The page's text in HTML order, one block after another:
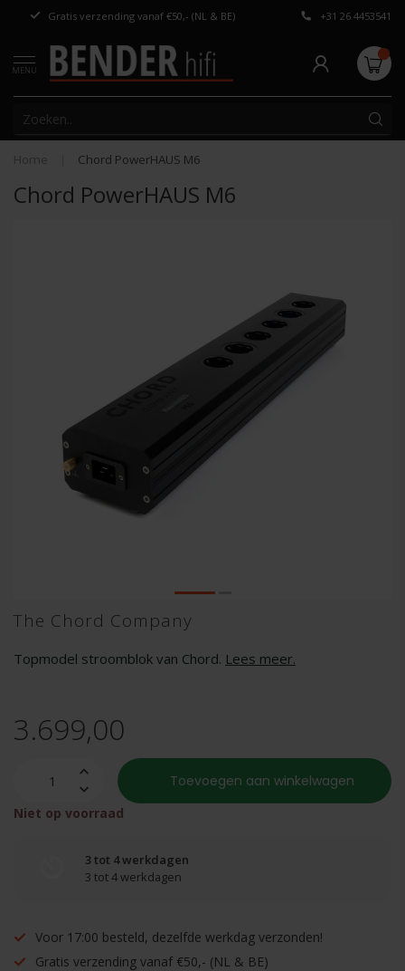
Gratis verzending vanaf €50,- (NL & BE) Persoonlijk
+31 26 4453541
MENU
Home Chord PowerHAUS M6
Chord PowerHAUS M6
The Chord Company
Topmodel stroomblok van Chord. Lees meer.
3.699,00
Toevoegen aan winkelwagen
Niet op voorraad
3 tot 4 werkdagen
3 tot 4 werkdagen
Voor 17:00 besteld, dezelfde werkdag verzonden!
Gratis verzending vanaf €50,- (NL & BE)